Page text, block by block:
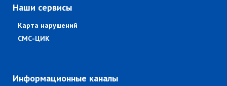
Наши сервисы
Карта нарушений
СМС-ЦИК
Информационные каналы